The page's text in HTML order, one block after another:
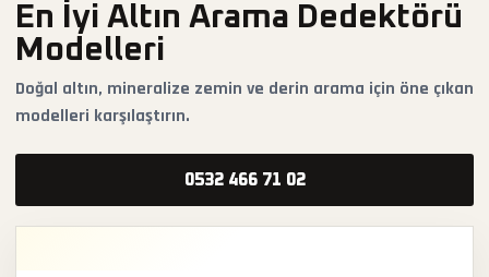
En İyi Altın Arama Dedektörü
Modelleri
Doğal altın, mineralize zemin ve derin arama için öne çıkan
modelleri karşılaştırın.
0532 466 71 02